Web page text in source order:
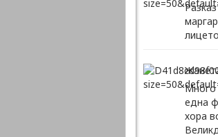
Много
една
хора